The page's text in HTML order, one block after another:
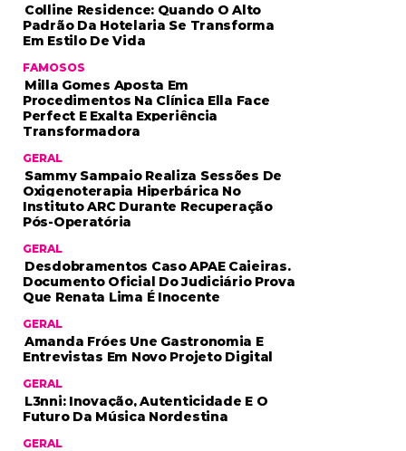
Colline Residence: Quando O Alto
Padrão Da Hotelaria Se Transforma
Em Estilo De Vida
FAMOSOS
Milla Gomes Aposta Em
Procedimentos Na Clínica Ella Face
Perfect E Exalta Experiência
Transformadora
GERAL
Sammy Sampaio Realiza Sessões De
Oxigenoterapia Hiperbárica No
Instituto ARC Durante Recuperação
Pós-Operatória
GERAL
Desdobramentos Caso APAE Caieiras.
Documento Oficial Do Judiciário Prova
Que Renata Lima É Inocente
GERAL
Amanda Fróes Une Gastronomia E
Entrevistas Em Novo Projeto Digital
GERAL
L3nni: Inovação, Autenticidade E O
Futuro Da Música Nordestina
GERAL